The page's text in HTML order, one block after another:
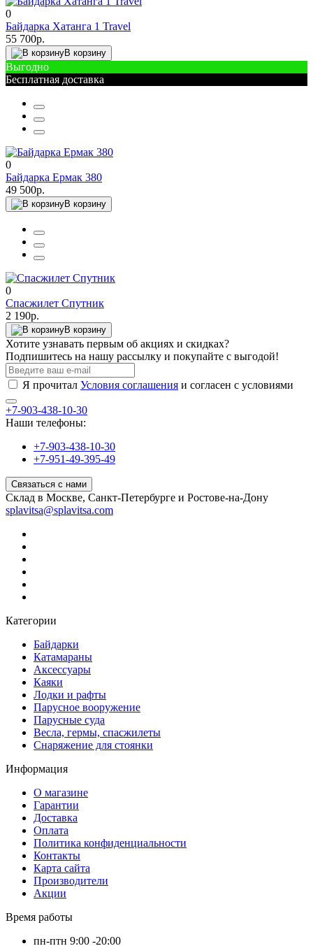
0
Байдарка Хатанга 1 Travel
55 700р.
В корзину
Выгодно
Бесплатная доставка
0
Байдарка Ермак 380
49 500р.
В корзину
0
Спасжилет Спутник
2 190р.
В корзину
Хотите узнавать первым об акциях и скидках?
Подпишитесь на нашу рассылку и покупайте с выгодой!
Я прочитал Условия соглашения и согласен с условиями
+7-903-438-10-30
Наши телефоны:
+7-903-438-10-30
+7-951-49-395-49
Связаться с нами
Склад в Москве, Санкт-Петербурге и Ростове-на-Дону
splavitsa@splavitsa.com
Категории
Байдарки
Катамараны
Аксессуары
Каяки
Лодки и рафты
Парусное вооружение
Парусные суда
Весла, гермы, спасжилеты
Снаряжение для стоянки
Информация
О магазине
Гарантии
Доставка
Оплата
Политика конфиденциальности
Контакты
Карта сайта
Производители
Акции
Время работы
пн-птн 9:00 -20:00